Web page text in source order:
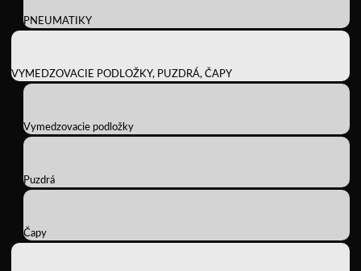
PNEUMATIKY
VYMEDZOVACIE PODLOŽKY, PUZDRÁ, ČAPY
Vymedzovacie podložky
Puzdrá
Čapy